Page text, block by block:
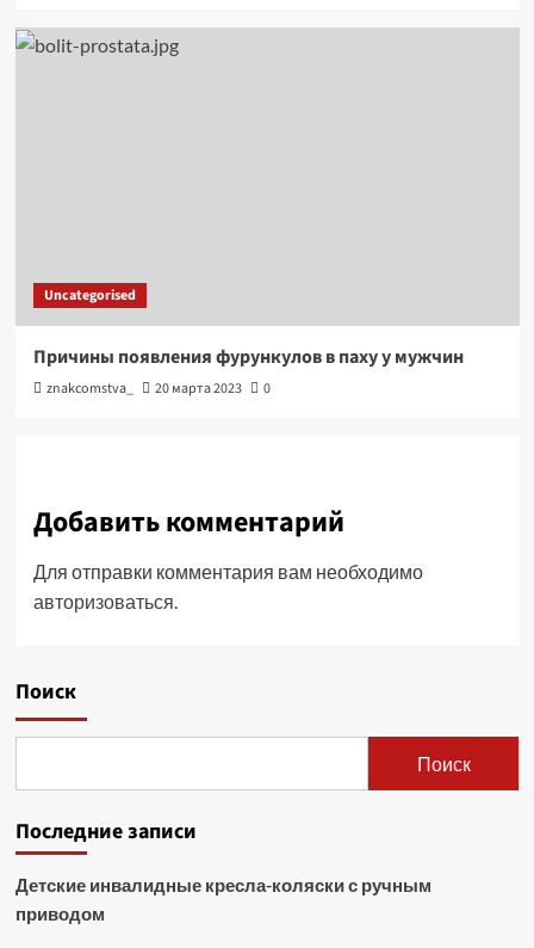
Uncategorised
Причины появления фурункулов в паху у мужчин
znakcomstva_ 20 марта 2023 0
Добавить комментарий
Для отправки комментария вам необходимо
авторизоваться.
Поиск
Поиск
Последние записи
Детские инвалидные кресла-коляски с ручным
приводом